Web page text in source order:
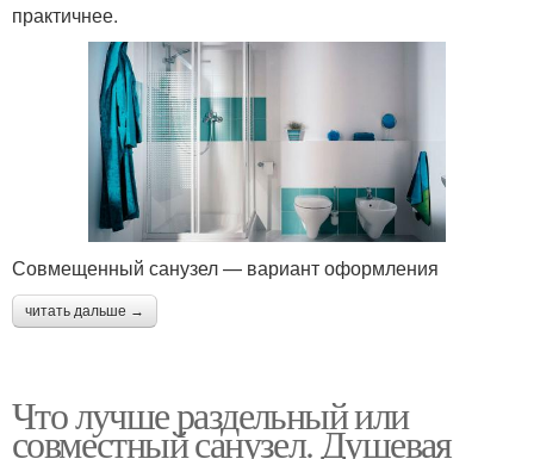
практичнее.
Совмещенный санузел — вариант оформления
читать дальше →
Что лучше раздельный или
совместный санузел. Душевая